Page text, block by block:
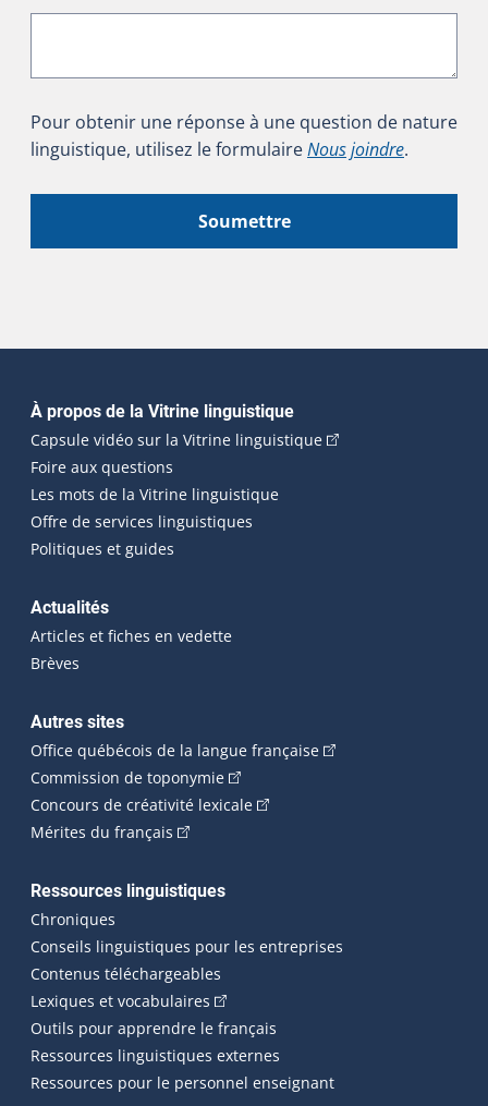
Pour obtenir une réponse à une question de nature
linguistique, utilisez le formulaireNous joindre.
Soumettre
Navigation principale
À propos de la Vitrine linguistique
Capsule vidéo sur la Vitrine linguistique(Cet hyperlien
Foire aux questions
Les mots de la Vitrine linguistique
Offre de services linguistiques
Politiques et guides
Actualités
Articles et fiches en vedette
Brèves
Autres sites
Office québécois de la langue française(Cet hyperlien
Commission de toponymie(Cet hyperlien externe s'ouvrira
Concours de créativité lexicale(Cet hyperlien externe
Mérites du français (Cet hyperlien externe s'ouvrira dans une
Ressources linguistiques
Chroniques
Conseils linguistiques pour les entreprises
Contenus téléchargeables
Lexiques et vocabulaires (Cet hyperlien externe s'ouvrira
Outils pour apprendre le français
Ressources linguistiques externes
Ressources pour le personnel enseignant